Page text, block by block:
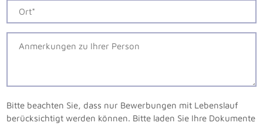
Bitte beachten Sie, dass nur Bewerbungen mit Lebenslauf
berücksichtigt werden können. Bitte laden Sie Ihre Dokumente